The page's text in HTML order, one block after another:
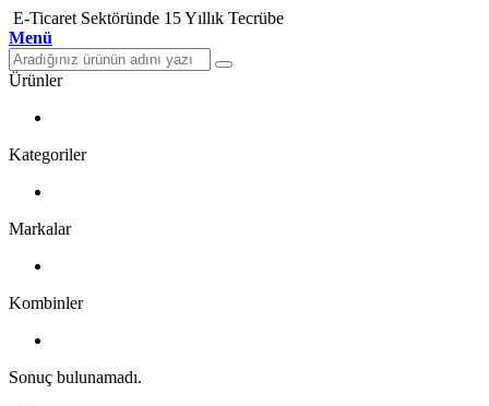
E-Ticaret Sektöründe 15 Yıllık Tecrübe
Menü
Ürünler
Kategoriler
Markalar
Kombinler
Sonuç bulunamadı.